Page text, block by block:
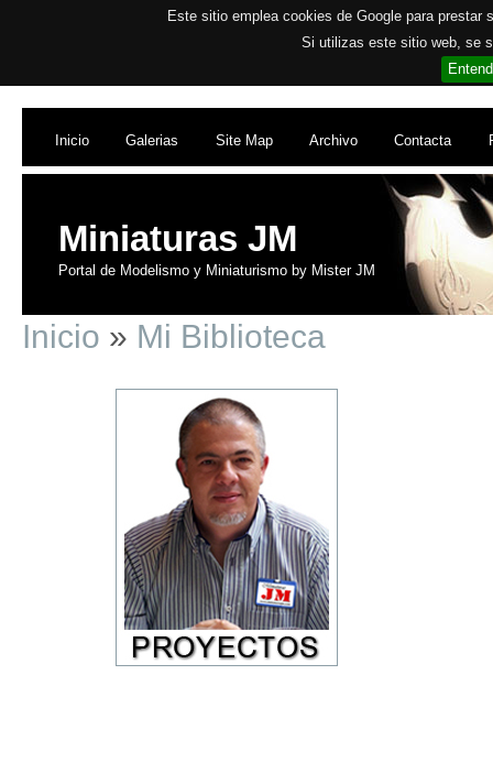
Este sitio emplea cookies de Google para
Si utilizas este sitio web, se
Inicio Galerias Site Map Archivo Contacta
Miniaturas JM
Portal de Modelismo y Miniaturismo by Mister JM
Inicio » Mi Biblioteca